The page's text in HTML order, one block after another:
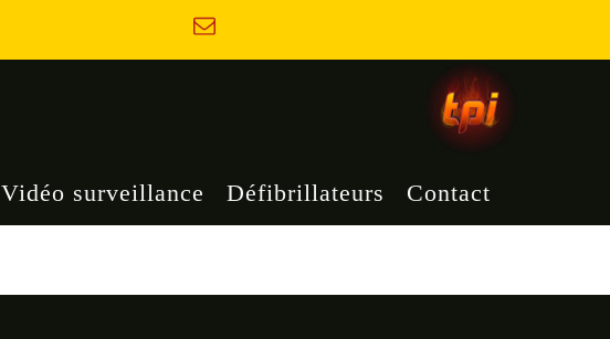
Vidéo surveillance Défibrillateurs Contact